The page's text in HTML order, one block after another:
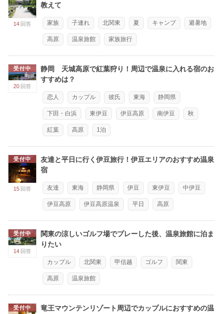
14 回答
教えて
家族 子連れ 北関東 夏 キャンプ 避暑地
高原 温泉旅館 家族旅行
受付中
20 回答
静岡 天城高原で紅葉狩り！周辺で温泉に入れる宿のお
すすめは？
恋人 カップル 彼氏 東海 静岡県
下田・白浜 東伊豆 伊豆高原 南伊豆 秋
紅葉 高原 1泊
受付中
15 回答
友達と平日に行く伊豆旅行！伊豆エリアのおすすめ温泉
宿
友達 東海 静岡県 伊豆 東伊豆 中伊豆
伊豆高原 伊豆高原温泉 平日 高原
受付中
14 回答
関東の涼しいゴルフ場でプレーした後、温泉旅館に泊ま
りたい
カップル 北関東 甲信越 ゴルフ 関東
高原 温泉旅館
受付中
竜王マウンテンリゾート周辺でカップルにおすすめの温